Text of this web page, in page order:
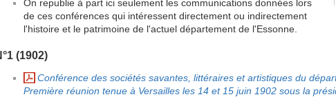
On republie à part ici seulement les communications données lors
de ces conférences qui intéressent directement ou indirectement
l'histoire et le patrimoine de l'actuel département de l'Essonne.
(1902)
Conférence des sociétés savantes, littéraires et artistiques du
Première réunion tenue à Versailles les 14 et 15 juin 1902 sous la